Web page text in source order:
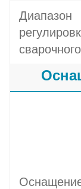
Диапазон